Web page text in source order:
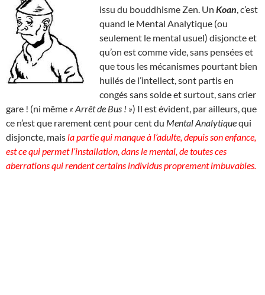
issu du bouddhisme Zen. Un Koan , c’est
quand le Mental Analytique (ou
seulement le mental usuel) disjoncte et
qu’on est comme vide, sans pensées et
que tous les mécanismes pourtant bien
huilés de l’intellect, sont partis en
congés sans solde et surtout, sans crier
gare ! (ni même « Arrêt de Bus ! ») Il est évident, par ailleurs, que
ce n’est que rarement cent pour cent du Mental Analytiquequi
disjoncte, mais la partie qui manque à l’adulte, depuis son enfance,
est ce qui permet l’installation, dans le mental, de toutes ces
aberrations qui rendent certains individus proprement imbuvables.